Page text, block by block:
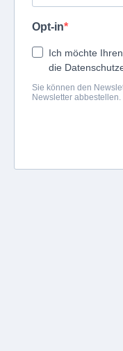
Opt-in
Ich möchte
die
Sie können den
Newsletter abbestellen.